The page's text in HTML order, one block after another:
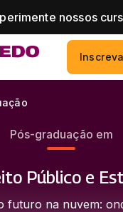
nossos
Pós-graduação em
Público e
futuro na nuvem: